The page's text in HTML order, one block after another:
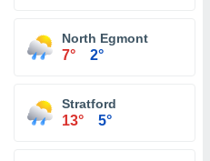
North Egmont
7° 2°
Stratford
13° 5°